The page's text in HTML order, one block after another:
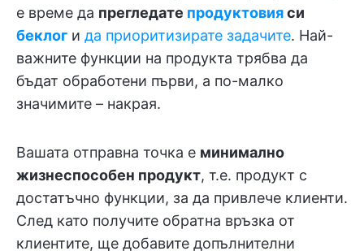
е време да прегледате продуктовияси
беклог и да приоритизирате задачите. Най-
важните функции на продукта трябва да
бъдат обработени първи, а по-малко
значимите – накрая.
Вашата отправна точка е минимално
жизнеспособен продукт, т.е. продукт с
достатъчно функции, за да привлече клиенти.
След като получите обратна връзка от
клиентите, ще добавите допълнителни